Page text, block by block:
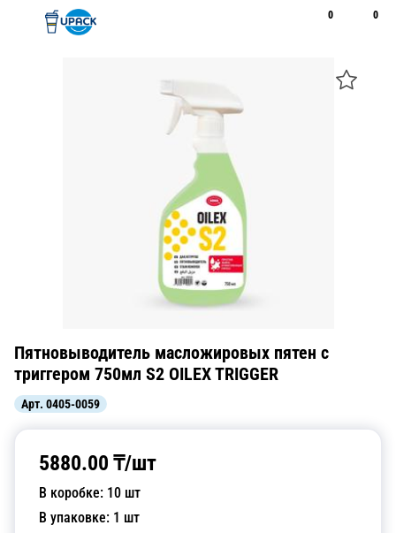
0 0
Пятновыводитель масложировых пятен с
триггером 750мл S2 OILEX TRIGGER
Арт. 0405-0059
5880.00 ₸/шт
В коробке: 10 шт
В упаковке: 1 шт